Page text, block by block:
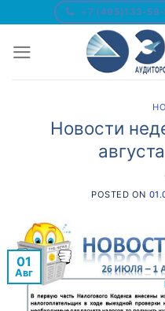
to
content
+7 (495)133-
Новости
POSTED ON
01
Авг